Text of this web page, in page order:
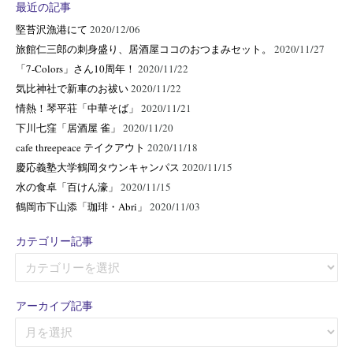
最近の記事
堅苔沢漁港にて 2020/12/06
旅館仁三郎の刺身盛り、居酒屋ココのおつまみセット。
2020/11/27
「7-Colors」さん10周年！ 2020/11/22
気比神社で新車のお祓い2020/11/22
情熱！琴平荘「中華そば」 2020/11/21
下川七窪「居酒屋 雀」 2020/11/20
cafe threepeace テイクアウト 2020/11/18
慶応義塾大学鶴岡タウンキャンパス 2020/11/15
水の食卓「百けん濠」 2020/11/15
鶴岡市下山添「珈琲・Abri」 2020/11/03
カテゴリー記事
テ
リ
記
アーカイブ記事
ー